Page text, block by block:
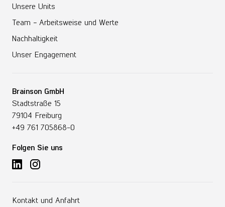
Unsere Units
Team − Arbeitsweise und Werte
Nachhaltigkeit
Unser Engagement
Brainson GmbH
Stadtstraße 15
79104 Freiburg
+49 761 705868-0
Folgen Sie uns
Folgen Sie uns auf LinkedIn
Folgen Sie uns auf Instagram
Kontakt und Anfahrt